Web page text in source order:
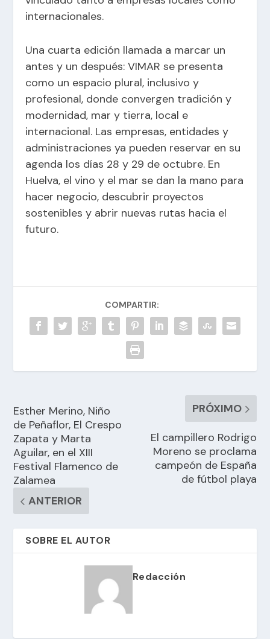
internacionales.
Una cuarta edición llamada a marcar un
antes y un después: VIMAR se presenta
como un espacio plural, inclusivo y
profesional, donde convergen tradición y
modernidad, mar y tierra, local e
internacional. Las empresas, entidades y
administraciones ya pueden reservar en su
agenda los días 28 y 29 de octubre. En
Huelva, el vino y el mar se dan la mano para
hacer negocio, descubrir proyectos
sostenibles y abrir nuevas rutas hacia el
futuro.
COMPARTIR:
Esther Merino, Niño
de Peñaflor, El Crespo
Zapata y Marta
Aguilar, en el XIII
Festival Flamenco de
Zalamea
ANTERIOR
PRÓXIMO
El campillero Rodrigo
Moreno se proclama
campeón de España
de fútbol playa
SOBRE EL AUTOR
Redacción